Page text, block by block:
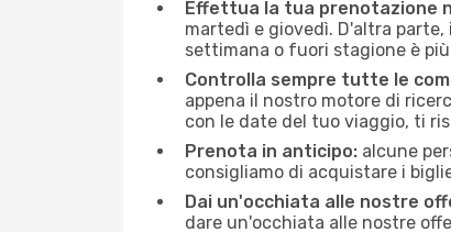
Effettua la tua prenotazione
martedì e giovedì. D'altra
settimana o fuori stagione è
Controlla sempre tutte le
appena il nostro motore di
con le date del tuo viaggio, ti
Prenota in anticipo: alcune
consigliamo di acquistare i
Dai un'occhiata alle nostre
dare un'occhiata alle nostre